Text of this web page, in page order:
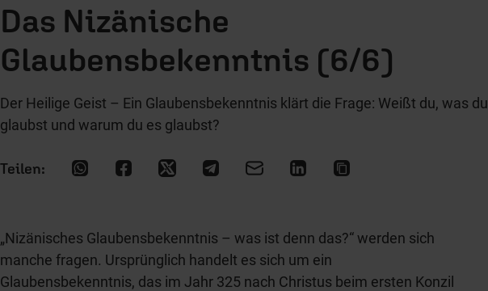
Das Nizänische
Glaubensbekenntnis (6/6)
Der Heilige Geist – Ein Glaubensbekenntnis klärt die Frage: Weißt du, was du
glaubst und warum du es glaubst?
„Nizänisches Glaubensbekenntnis – was ist denn das?“ werden sich
manche fragen. Ursprünglich handelt es sich um ein
Glaubensbekenntnis, das im Jahr 325 nach Christus beim ersten Konzil